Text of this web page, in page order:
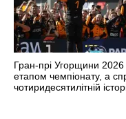
Гран-прі Угорщини
етапом чемпіонату, а
чотиридесятилітній